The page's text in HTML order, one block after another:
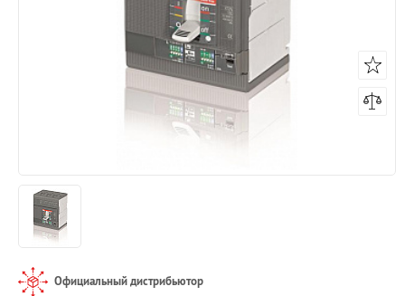
Официальный дистрибьютор